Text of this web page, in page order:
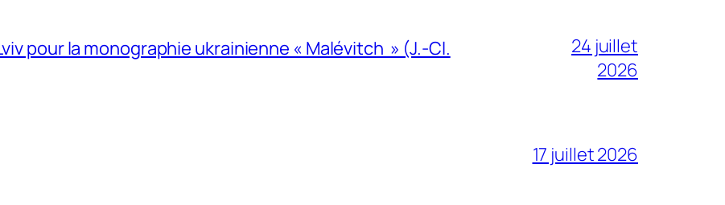
pour la monographie ukrainienne « Malévitch » (J.-Cl.
24 juillet
2026
17 juillet 2026